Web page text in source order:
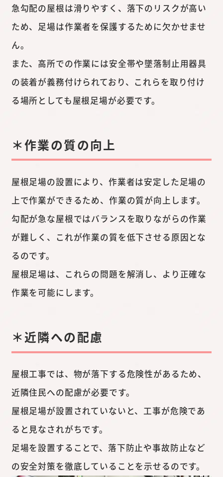
急勾配の屋根は滑りやすく、落下のリスクが高い
ため、足場は作業者を保護するために欠かせませ
ん。
また、高所での作業には安全帯や墜落制止用器具
の装着が義務付けられており、これらを取り付け
る場所としても屋根足場が必要です。
＊作業の質の向上
屋根足場の設置により、作業者は安定した足場の
上で作業ができるため、作業の質が向上します。
勾配が急な屋根ではバランスを取りながらの作業
が難しく、これが作業の質を低下させる原因とな
るのです。
屋根足場は、これらの問題を解消し、より正確な
作業を可能にします。
＊近隣への配慮
屋根工事では、物が落下する危険性があるため、
近隣住民への配慮が必要です。
屋根足場が設置されていないと、工事が危険であ
ると見なされがちです。
足場を設置することで、落下防止や事故防止など
の安全対策を徹底していることを示せるのです。